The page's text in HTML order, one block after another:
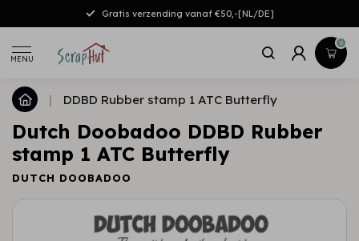
Gratis verzending vanaf €50,-[NL/DE]
MENU
0
| DDBD Rubber stamp 1 ATC Butterfly
Dutch Doobadoo DDBD Rubber
stamp 1 ATC Butterfly
DUTCH DOOBADOO